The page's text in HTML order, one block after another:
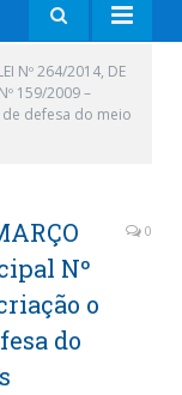
Nº 264/2014, DE
159/2009 –
defesa do meio
Nº
o
do
0